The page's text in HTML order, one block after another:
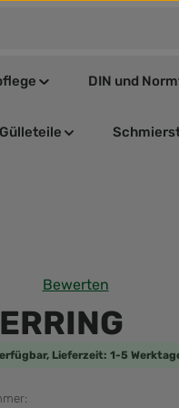
DIN und
Gülleteile
Bewerten
Lieferzeit: 1-5